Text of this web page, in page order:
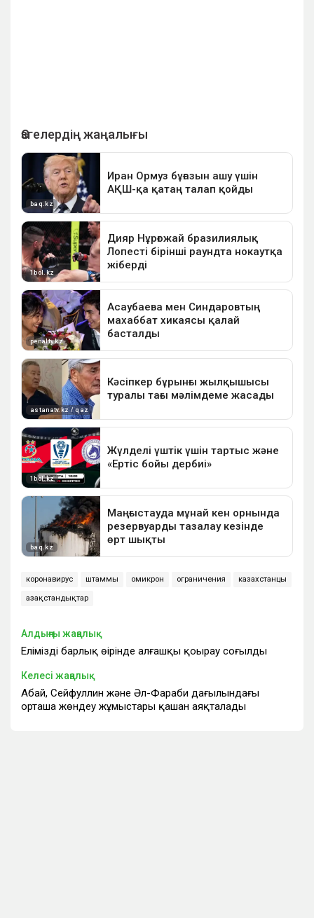
коронавирус штаммы омикрон ограничения казахстанцы
Қазақстандықтар
Алдыңғы жаңалық
Еліміздің барлық өңірінде алғашқы қоңырау соғылды
Келесі жаңалық
Абай, Сейфуллин және Әл-Фараби даңғылындағы
орташа жөндеу жұмыстары қашан аяқталады